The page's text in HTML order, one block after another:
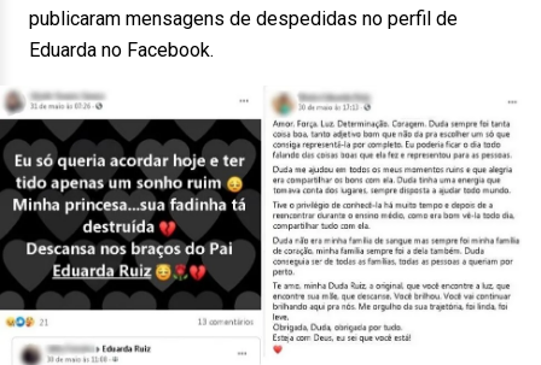
publicaram mensagens de despedidas no perfil de
Eduarda no Facebook.